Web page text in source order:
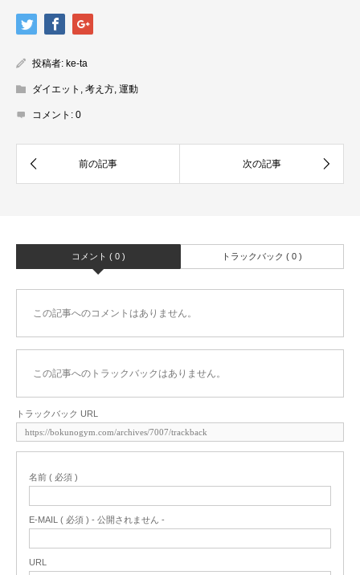
投稿者: ke-ta
ダイエット , 考え方, 運動
コメント: 0
コメント ( 0 ) トラックバック ( 0 )
この記事へのコメントはありません。
この記事へのトラックバックはありません。
トラックバック URL
名前 ( 必須 )
E-MAIL ( 必須 ) - 公開されません -
URL